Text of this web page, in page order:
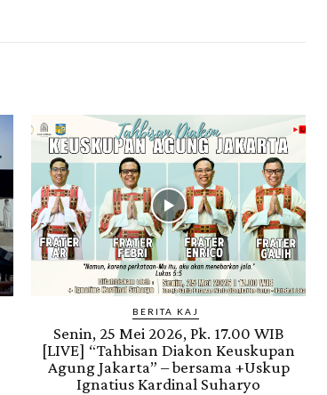
BERITA KAJ
Senin, 25 Mei 2026, Pk. 17.00 WIB
[LIVE] “Tahbisan Diakon Keuskupan
Agung Jakarta” – bersama +Uskup
Ignatius Kardinal Suharyo